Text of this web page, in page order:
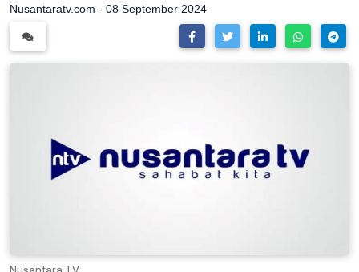
Nusantaratv.com - 08 September 2024